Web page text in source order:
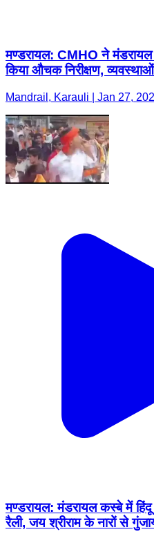
मण्डरायल: CMHO ने मंडरायल
किया औचक निरीक्षण,
Mandrail, Karauli | Jan 27,
मण्डरायल: मंडरायल कस्बे में
रैली, जय श्रीराम के नारों से